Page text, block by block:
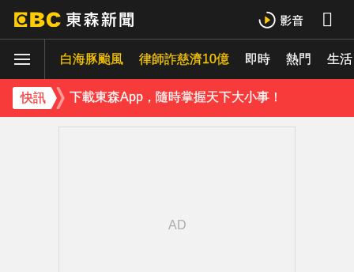
白海豚颱風 律師詐慈濟10億 即時 熱門 生活
快訊
下載東森App，隨時掌握天下大小事！
《理財達人秀》X 安聯投信免費講座報名中！搶先卡位 2027
下載東森App，隨時掌握天下大小事！